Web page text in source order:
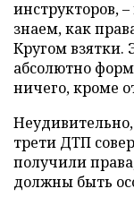
инструкторов,
знаем, как
Кругом взятки.
абсолютно
ничего, кроме
трети ДТП
получили
должны быть